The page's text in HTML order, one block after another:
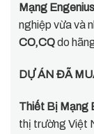
Mạng Engenius
nghiệp vừa và
CO,CQdo
DỰ ÁN ĐÃ
Thiết Bị Mạng
thị trường Việt